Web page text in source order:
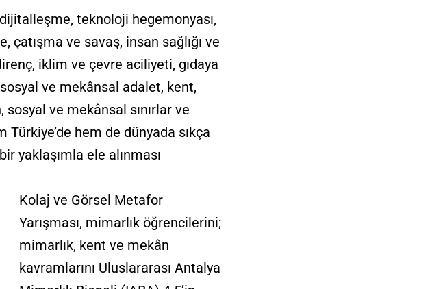
teknoloji hegemonyası,
ve savaş, insan sağlığı ve
iklim ve çevre aciliyeti, gıdaya
ve mekânsal adalet, kent,
ve mekânsal sınırlar ve
hem de dünyada sıkça
yaklaşımla ele alınması
Kolaj ve Görsel Metafor
Yarışması, mimarlık öğrencilerini;
mimarlık, kent ve mekân
kavramlarını Uluslararası Antalya